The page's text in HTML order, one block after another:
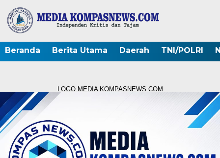
Beranda Berita Utama Daerah TNI/POLRI
LOGO MEDIA KOMPASNEWS.COM